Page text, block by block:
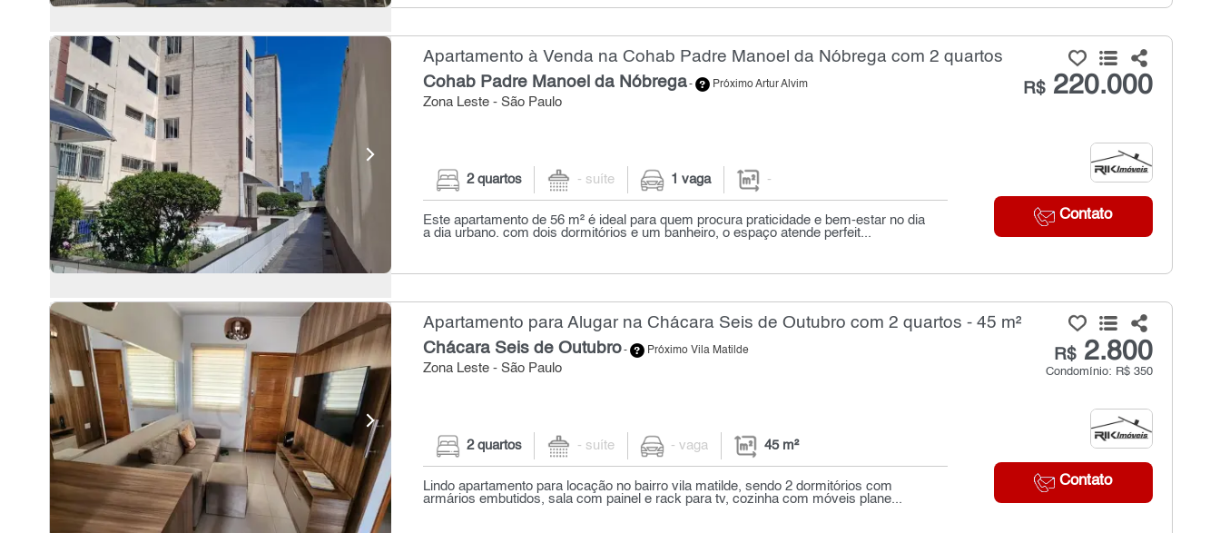
Apartamento à Venda na Cohab Padre Manoel da Nóbrega com 2 quartos
Cohab Padre Manoel da Nóbrega- Próximo Artur Alvim
Zona Leste - São Paulo
R$220.000
Contato
2 quartos - suíte 1 vaga -
Este apartamento de 56 m² é ideal para quem procura praticidade e bem-estar no dia
a dia urbano. com dois dormitórios e um banheiro, o espaço atende perfeit...
Apartamento para Alugar na Chácara Seis de Outubro com 2 quartos - 45 m²
Chácara Seis de Outubro- Próximo Vila Matilde
Zona Leste - São Paulo
R$2.800
Condomínio: R$ 350
Contato
2 quartos - suíte - vaga 45 m²
Lindo apartamento para locação no bairro vila matilde, sendo 2 dormitórios com
armários embutidos, sala com painel e rack para tv, cozinha com móveis plane...